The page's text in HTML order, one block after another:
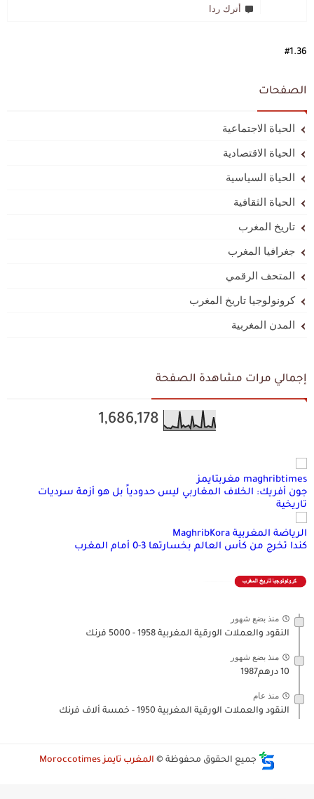
أترك ردا
#1.36
الصفحات
الحياة الاجتماعية
الحياة الاقتصادية
الحياة السياسية
الحياة الثقافية
تاريخ المغرب
جغرافيا المغرب
المتحف الرقمي
كرونولوجيا تاريخ المغرب
المدن المغربية
إجمالي مرات مشاهدة الصفحة
1,686,178
maghribtimes مغربتايمز
جون أفريك: الخلاف المغاربي ليس حدودياً بل هو أزمة سرديات
تاريخية
الرياضة المغربية MaghribKora
كندا تخرج من كأس العالم بخسارتها 3-0 أمام المغرب
منذ بضع شهور
النقود والعملات الورقية المغربية 1958 - 5000 فرنك
منذ بضع شهور
10 درهم1987
منذ عام
النقود والعملات الورقية المغربية 1950 - خمسة ألاف فرنك
جميع الحقوق محفوظة © المغرب تايمز Moroccotimes